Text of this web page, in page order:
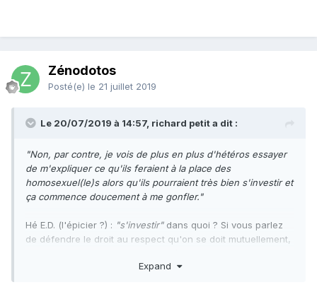
Zénodotos
Posté(e) le 21 juillet 2019
Le 20/07/2019 à 14:57, richard petit a dit :
"Non, par contre, je vois de plus en plus d'hétéros essayer
de m'expliquer ce qu'ils feraient à la pla ce des
homosexuel(le)s alors qu'ils pourraient très bien s'investir et
ça commence doucement à me gonfler."
Hé E.D. (l'épicier ?) : "s'investir" dans quoi ? Si vous parlez
de défendre le droit au respect qu'on se doit mutuellement,
votre doxa de crétin branché, vos "théories" fumeuses(*),
Expand